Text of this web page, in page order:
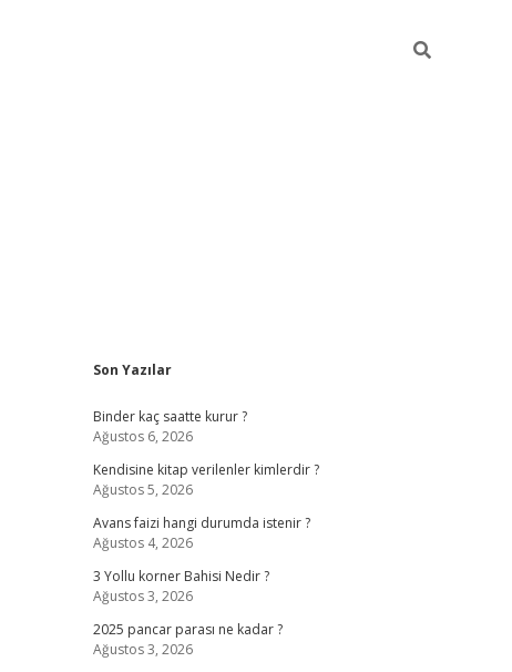
Sidebar
Son Yazılar
Binder kaç saatte kurur ?
Ağustos 6, 2026
Kendisine kitap verilenler kimlerdir ?
Ağustos 5, 2026
Avans faizi hangi durumda istenir ?
Ağustos 4, 2026
3 Yollu korner Bahisi Nedir ?
Ağustos 3, 2026
2025 pancar parası ne kadar ?
Ağustos 3, 2026
ilbet güncel giriş adresi